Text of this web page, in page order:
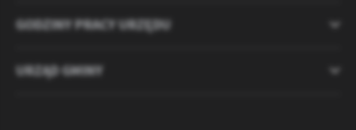
GODZINY PRACY URZĘDU
URZĄD GMINY